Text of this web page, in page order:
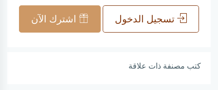
تسجيل الدخول اشترك الآن
كتب مصنفة ذات علاقة